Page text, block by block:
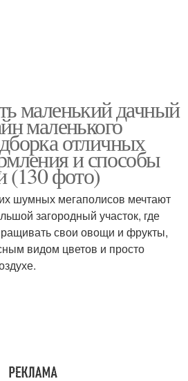
маленький дачный
маленького
отличных
и способы
(130 фото)
шумных мегаполисов мечтают
загородный участок, где
свои овощи и фрукты,
видом цветов и просто